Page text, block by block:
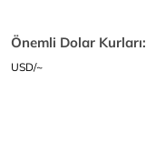
Önemli Dolar Kurları:
USD/~